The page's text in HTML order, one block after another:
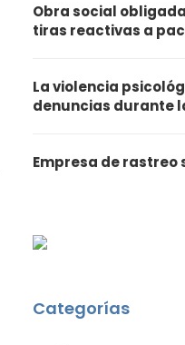
Obra social
tiras reactivas a
La violencia
denuncias durante
Empresa de
Categorías